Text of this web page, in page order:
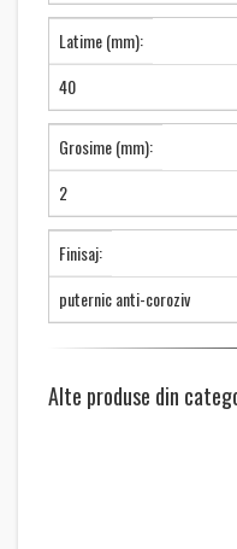
Latime (mm):
40
Grosime (mm):
2
Finisaj:
puternic anti-coroziv
Alte produse din